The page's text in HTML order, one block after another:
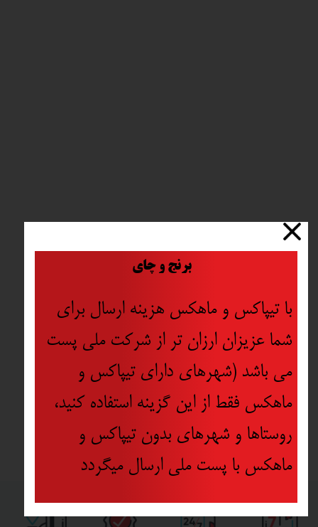
برنج و چای
با تیپاکس و ماهکس هزینه ارسال برای
شما عزیزان ارزان تر از شرکت ملی پست
می باشد (شهرهای دارای تیپاکس و
ماهکس فقط از این گزینه استفاده کنید،
روستاها و شهرهای بدون تیپاکس و
ماهکس با پست ملی ارسال میگردد